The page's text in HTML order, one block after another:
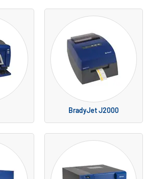
BradyJet J2000